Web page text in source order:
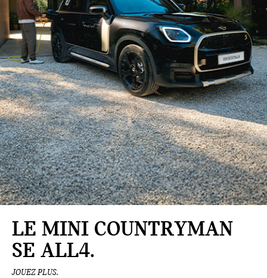
LE MINI COUNTRYMAN
SE ALL4.
JOUEZ PLUS.